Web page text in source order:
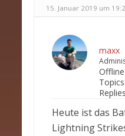
15. Januar 2019 um
maxx
Offline
Topics:
Heute ist das
Lightning